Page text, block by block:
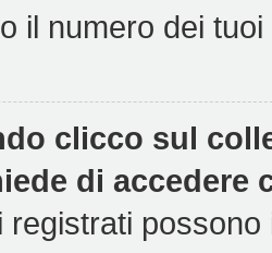
il numero dei
clicco sul
di accedere
registrati